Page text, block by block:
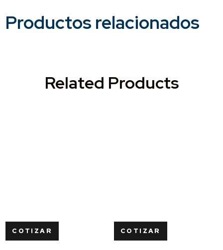
Productos relacionados
Related Products
COTIZAR COTIZAR